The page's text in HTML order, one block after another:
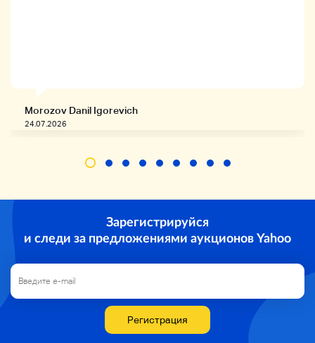
Morozov Danil Igorevich
24.07.2026
Зарегистрируйся
и следи за предложениями аукционов Yahoo
Регистрация